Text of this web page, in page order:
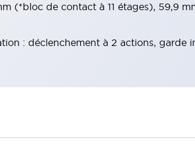
(*bloc de contact à 11 étages), 59,9
: déclenchement à 2 actions,